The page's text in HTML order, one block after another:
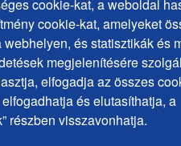
cookie-kat, a weboldal
cookie-kat, amelyeket
és statisztikák és
megjelenítésére
elfogadja az összes
és elutasíthatja, a
részben visszavonhatja.
web design: